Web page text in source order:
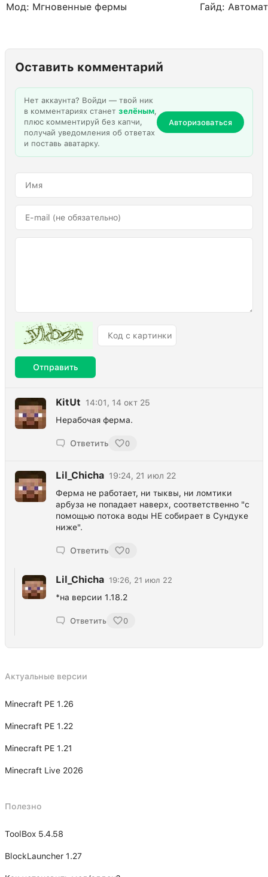
Мод: Мгновенные фермы Гайд:
Оставить комментарий
Нет аккаунта? Войди — твой ник
в комментариях станет зелёным,
плюс комментируй без капчи,
получай уведомления об ответах
и поставь аватарку.
Авторизоваться
Отправить
KitUt
14:01, 14 окт 25
Нерабочая ферма.
Ответить 0
Lil_Chicha 19:24, 21 июл 22
Ферма не работает, ни тыквы, ни ломтики
арбуза не попадает наверх, соответственно "с
помощью потока воды НЕ собирает в Сундуке
ниже".
Ответить 0
Lil_Chicha 19:26, 21 июл 22
*на версии 1.18.2
Ответить 0
Актуальные версии
Minecraft PE 1.26
Minecraft PE 1.22
Minecraft PE 1.21
Minecraft Live 2026
Полезно
ToolBox 5.4.58
BlockLauncher 1.27